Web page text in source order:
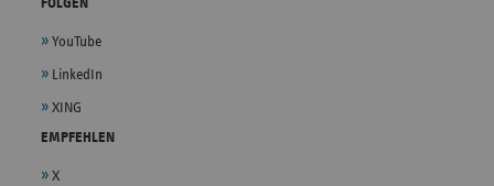
FOLGEN
YouTube
LinkedIn
XING
EMPFEHLEN
X